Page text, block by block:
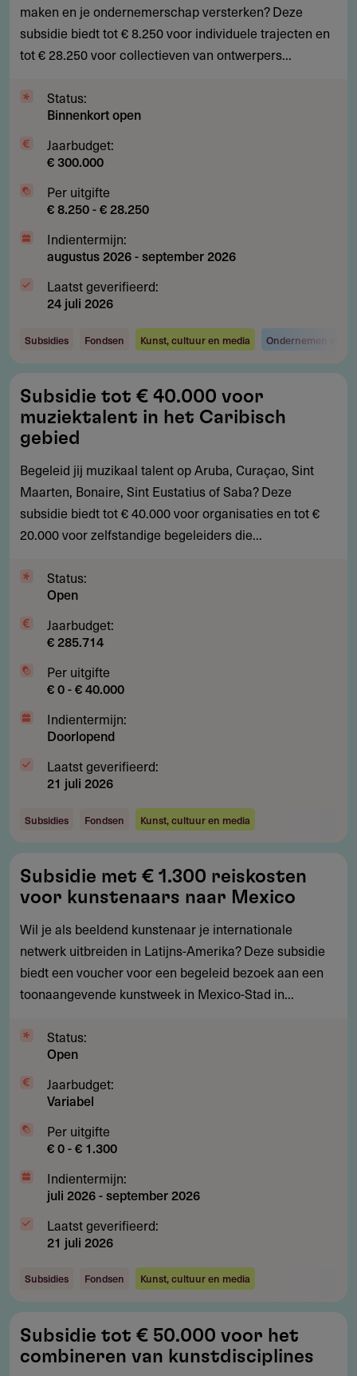
professionalisering
van
ontwerpers
maken en je ondernemerschap versterken? Deze
subsidie biedt tot € 8.250 voor individuele trajecten en
tot € 28.250 voor collectieven van ontwerpers...
Status:
Binnenkort open
Jaarbudget:
€ 300.000
Per uitgifte
€ 8.250 - € 28.250
Indientermijn:
augustus 2026-september 2026
Laatst geverifieerd:
24 juli 2026
Subsidies Fondsen Kunst, cultuur en media Ondernemen en
tot
€
40.000
voor
muziektalent
in
het
gebied
Subsidie tot € 40.000 voor
muziektalent in het Caribisch
gebied
Begeleid jij muzikaal talent op Aruba, Curaçao, Sint
Maarten, Bonaire, Sint Eustatius of Saba? Deze
subsidie biedt tot € 40.000 voor organisaties en tot €
20.000 voor zelfstandige begeleiders die...
Status:
Open
Jaarbudget:
€ 285.714
Per uitgifte
€ 0 - € 40.000
Indientermijn:
Doorlopend
Laatst geverifieerd:
21 juli 2026
Subsidies Fondsen Kunst, cultuur en media
met
€
1.300
reiskosten
voor
kunstenaars
Mexico
Subsidie met € 1.300 reiskosten
voor kunstenaars naar Mexico
Wil je als beeldend kunstenaar je internationale
netwerk uitbreiden in Latijns-Amerika? Deze subsidie
biedt een voucher voor een begeleid bezoek aan een
toonaangevende kunstweek in Mexico-Stad in...
Status:
Open
Jaarbudget:
Variabel
Per uitgifte
€ 0 - € 1.300
Indientermijn:
juli 2026-september 2026
Laatst geverifieerd:
21 juli 2026
Subsidies Fondsen Kunst, cultuur en media
tot
€
Subsidie tot € 50.000 voor het
combineren van kunstdisciplines